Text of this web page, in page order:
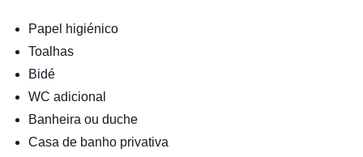
Papel higiénico
Toalhas
Bidé
WC adicional
Banheira ou duche
Casa de banho privativa